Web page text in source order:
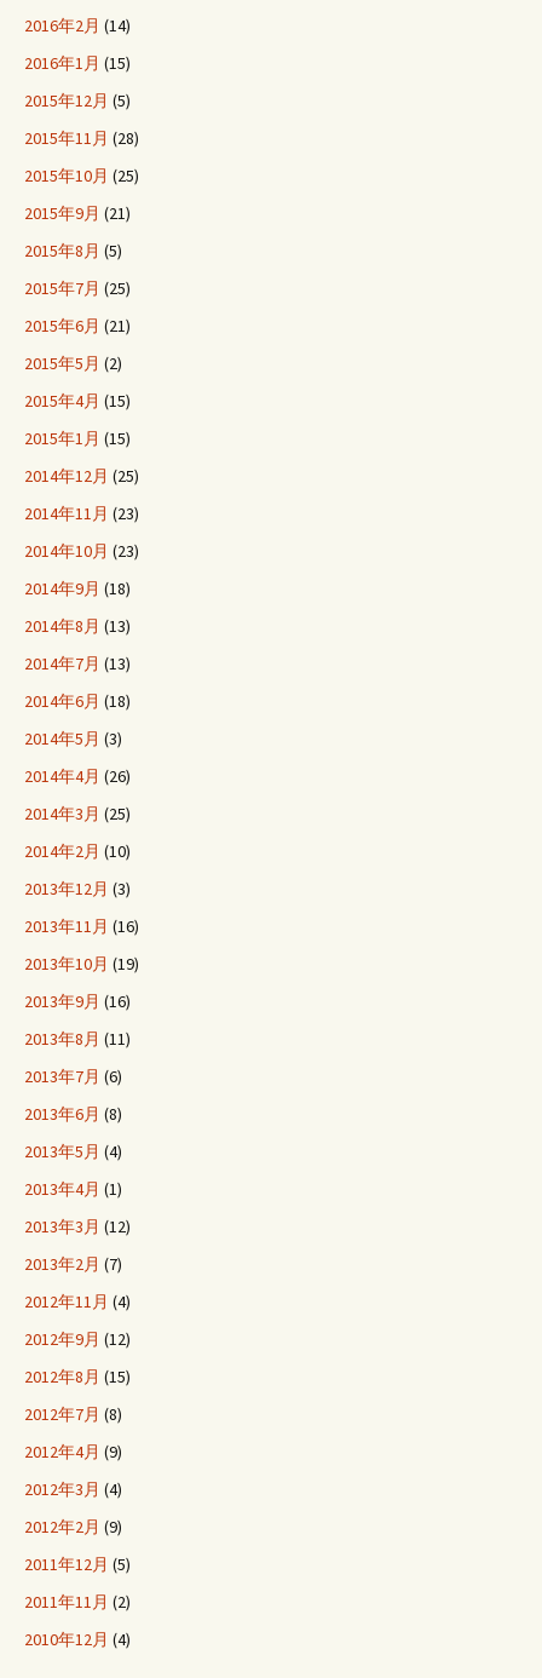
2016年2月 (14)
2016年1月 (15)
2015年12月 (5)
2015年11月 (28)
2015年10月 (25)
2015年9月 (21)
2015年8月 (5)
2015年7月 (25)
2015年6月 (21)
2015年5月 (2)
2015年4月 (15)
2015年1月 (15)
2014年12月 (25)
2014年11月 (23)
2014年10月 (23)
2014年9月 (18)
2014年8月 (13)
2014年7月 (13)
2014年6月 (18)
2014年5月 (3)
2014年4月 (26)
2014年3月 (25)
2014年2月 (10)
2013年12月 (3)
2013年11月 (16)
2013年10月 (19)
2013年9月 (16)
2013年8月 (11)
2013年7月 (6)
2013年6月 (8)
2013年5月 (4)
2013年4月 (1)
2013年3月 (12)
2013年2月 (7)
2012年11月 (4)
2012年9月 (12)
2012年8月 (15)
2012年7月 (8)
2012年4月 (9)
2012年3月 (4)
2012年2月 (9)
2011年12月 (5)
2011年11月 (2)
2010年12月 (4)